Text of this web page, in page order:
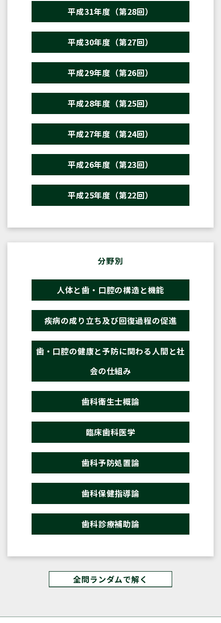
平成31年度（第28回）
平成30年度（第27回）
平成29年度（第26回）
平成28年度（第25回）
平成27年度（第24回）
平成26年度（第23回）
平成25年度（第22回）
分野別
人体と歯・口腔の構造と機能
疾病の成り立ち及び回復過程の促進
歯・口腔の健康と予防に関わる人間と社
会の仕組み
歯科衛生士概論
臨床歯科医学
歯科予防処置論
歯科保健指導論
歯科診療補助論
全問ランダムで解く